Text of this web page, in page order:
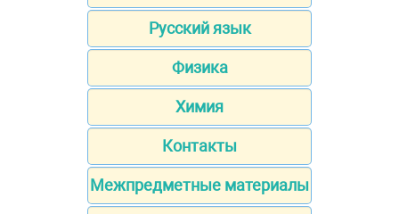
Русский язык
Физика
Химия
Контакты
Межпредметные материалы